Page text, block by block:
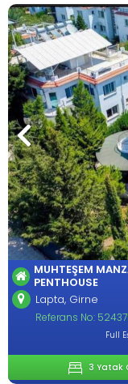
MUHTEŞEM
PENTHOUSE
Lapta, Girne
Referans No:
Full
3 Yatak